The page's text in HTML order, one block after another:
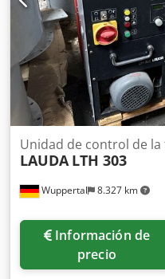
Wuppertal 8.327 km
Unidad de control de
LAUDA LTH 303
Información de
precio